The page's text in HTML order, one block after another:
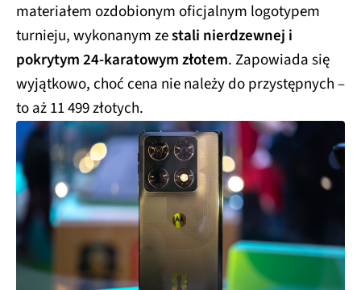
materiałem ozdobionym oficjalnym logotypem
turnieju, wykonanym zestali nierdzewnej i
pokrytym 24-karatowym złotem. Zapowiada się
wyjątkowo, choć cena nie należy do przystępnych –
to aż 11 499 złotych.